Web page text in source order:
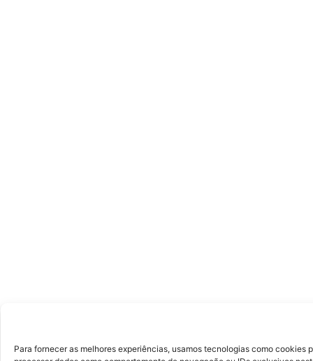
Para fornecer as melhores experiências, usamos tecnologias como